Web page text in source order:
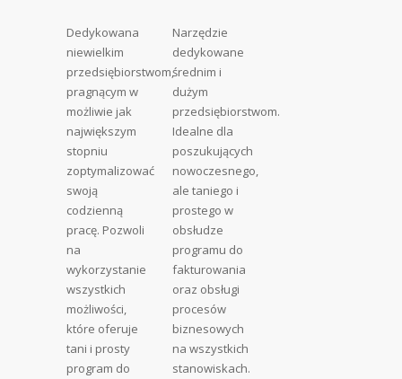
Dedykowana
niewielkim
przedsiębiorstwom,
pragnącym w
możliwie jak
największym
stopniu
zoptymalizować
swoją
codzienną
pracę. Pozwoli
na
wykorzystanie
wszystkich
możliwości,
które oferuje
tani i prosty
program do
Narzędzie
dedykowane
średnim i
dużym
przedsiębiorstwom.
Idealne dla
poszukujących
nowoczesnego,
ale taniego i
prostego w
obsłudze
programu do
fakturowania
oraz obsługi
procesów
biznesowych
na wszystkich
stanowiskach.